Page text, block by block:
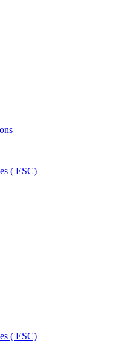
( ESC)
( ESC)